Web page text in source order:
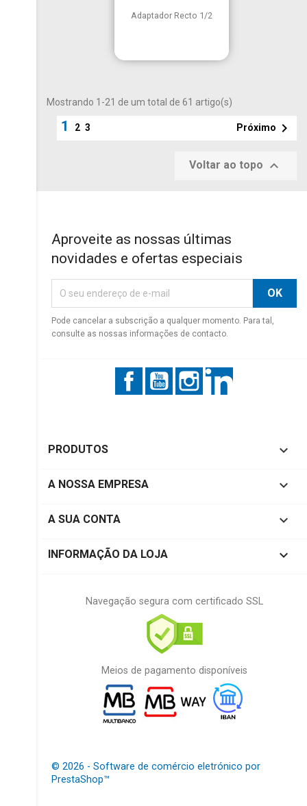
Vista rápida
Adaptador Recto 1/2
Mostrando 1-21 de um total de 61 artigo(s)
1 2 3 Próximo 
Voltar ao topo 
Aproveite as nossas últimas
novidades e ofertas especiais
Pode cancelar a subscrição a qualquer momento. Para tal,
consulte as nossas informações de contacto.
FacebookYouTubeInstagram
PRODUTOS 
A NOSSA EMPRESA 
A SUA CONTA 
INFORMAÇÃO DA LOJA keyboard_arrow_down
Navegação segura com certificado SSL
Meios de pagamento disponíveis
© 2026 - Software de comércio eletrónico por
PrestaShop™